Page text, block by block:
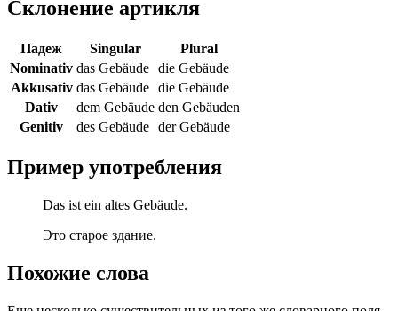
Склонение артикля
Падеж Singular
Plural
Nominativ das Gebäude die Gebäude
Akkusativ das Gebäude die Gebäude
Dativ
dem Gebäude den Gebäuden
Genitiv
des Gebäude der Gebäude
Пример употребления
Das ist ein altes Gebäude.
Это старое здание.
Похожие слова